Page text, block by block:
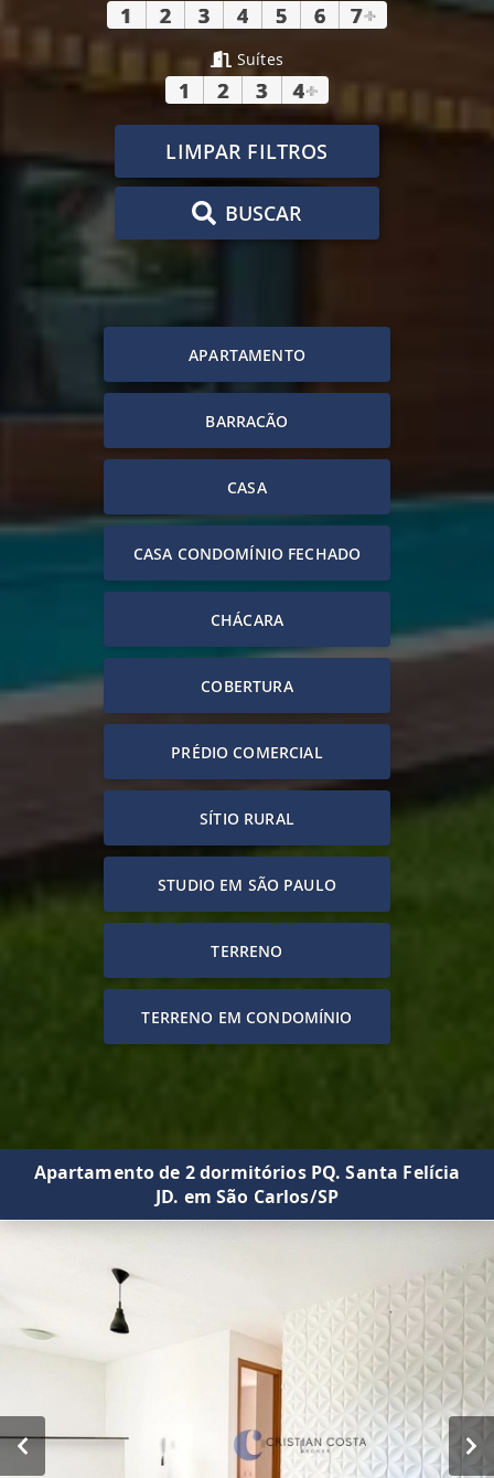
1 2 3 4 5 6 7+
Suítes
1 2 3 4+
LIMPAR FILTROS
BUSCAR
APARTAMENTO
BARRACÃO
CASA
CASA CONDOMÍNIO FECHADO
CHÁCARA
COBERTURA
PRÉDIO COMERCIAL
SÍTIO RURAL
STUDIO EM SÃO PAULO
TERRENO
TERRENO EM CONDOMÍNIO
Apartamento de 2 dormitórios PQ. Santa Felícia
JD. em São Carlos/SP